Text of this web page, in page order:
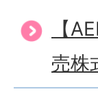
【
売株